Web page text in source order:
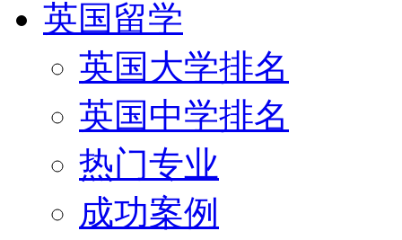
英国留学
英国大学排名
英国中学排名
热门专业
成功案例